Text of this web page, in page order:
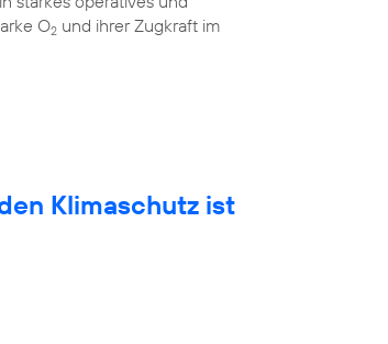
O2 und ihrer Zugkraft im
Klimaschutz ist